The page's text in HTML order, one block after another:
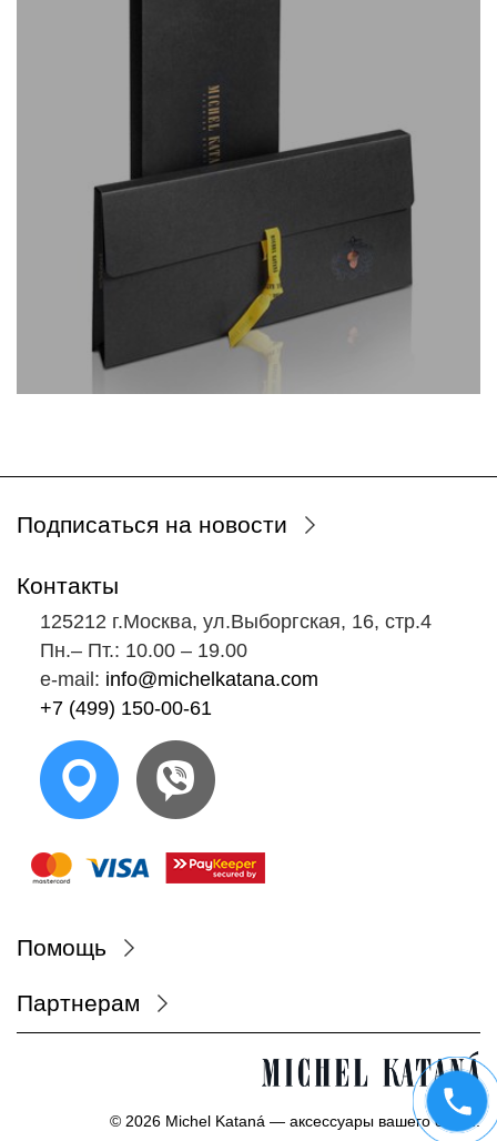
Подписаться на новости
Контакты
125212 г.Москва, ул.Выборгская, 16, стр.4
Пн.‒ Пт.: 10.00 ‒ 19.00
e-mail: info@michelkatana.com
+7 (499) 150-00-61
Помощь
Партнерам
© 2026 Michel Kataná — аксессуары вашего стиля.